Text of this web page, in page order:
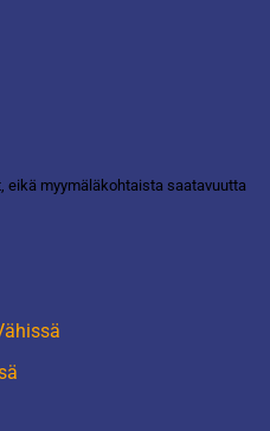
eikä myymäläkohtaista saatavuutta